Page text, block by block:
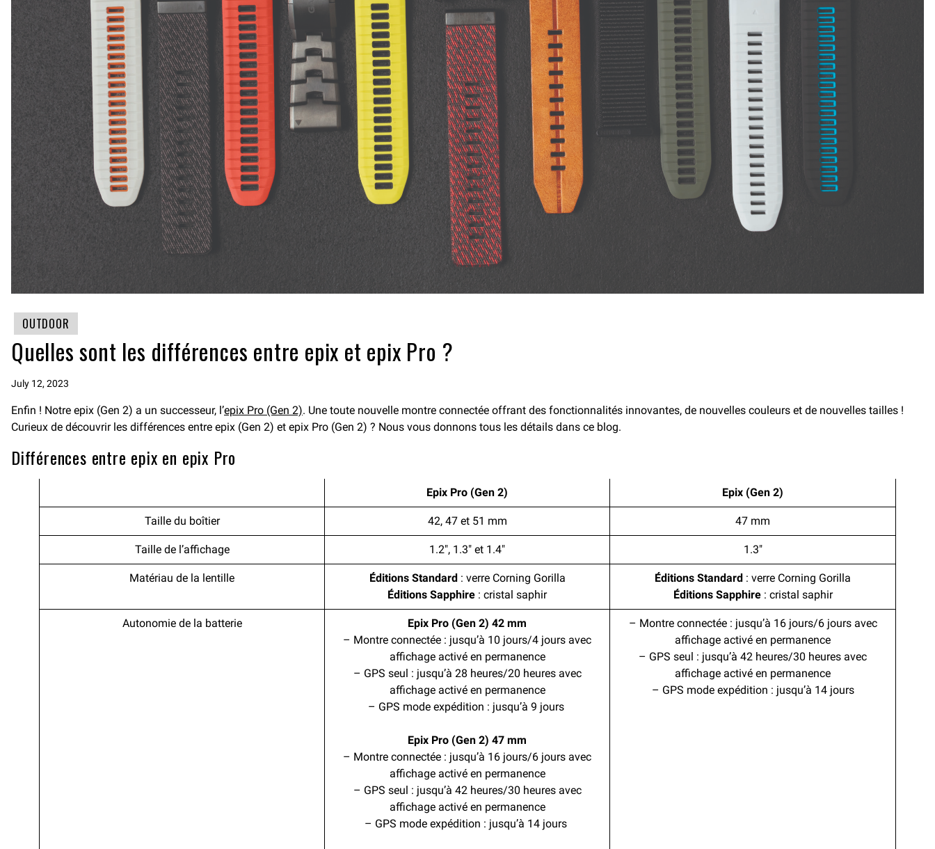
OUTDOOR
Quelles sont les différences entre epix et epix Pro ?
July 12, 2023
Enfin ! Notre epix (Gen 2) a un successeur, l’epix Pro (Gen 2). Une toute nouvelle montre connectée offrant des fonctionnalités innovantes, de nouvelles couleurs et de nouvelles tailles !
Curieux de découvrir les différences entre epix (Gen 2) et epix Pro (Gen 2) ? Nous vous donnons tous les détails dans ce blog.
Différences entre epix en epix Pro
Epix Pro (Gen 2) Epix (Gen 2)
Taille du boîtier 42, 47 et 51 mm 47 mm
Taille de l’affichage 1.2″, 1.3″ et 1.4″ 1.3″
Matériau de la lentille Éditions Standard : verre Corning Gorilla
Éditions Sapphire : cristal saphir
Éditions Standard : verre Corning Gorilla
Éditions Sapphire : cristal saphir
Autonomie de la batterie
Epix Pro (Gen 2) 42 mm
– Montre connectée : jusqu’à 10 jours/4 jours avec
affichage activé en permanence
– GPS seul : jusqu’à 28 heures/20 heures avec
affichage activé en permanence
– GPS mode expédition : jusqu’à 9 jours
Epix Pro (Gen 2) 47 mm
– Montre connectée : jusqu’à 16 jours/6 jours avec
affichage activé en permanence
– GPS seul : jusqu’à 42 heures/30 heures avec
affichage activé en permanence
– GPS mode expédition : jusqu’à 14 jours
– Montre connectée : jusqu’à 16 jours/6 jours avec
affichage activé en permanence
– GPS seul : jusqu’à 42 heures/30 heures avec
affichage activé en permanence
– GPS mode expédition : jusqu’à 14 jours